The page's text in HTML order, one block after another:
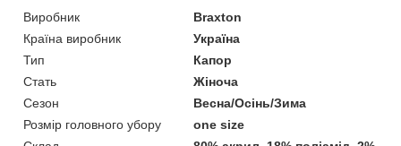
Виробник
Braxton
Країна виробник
Україна
Тип
Капор
Стать
Жіноча
Сезон
Весна/Осінь/Зима
Розмір головного убору
one size